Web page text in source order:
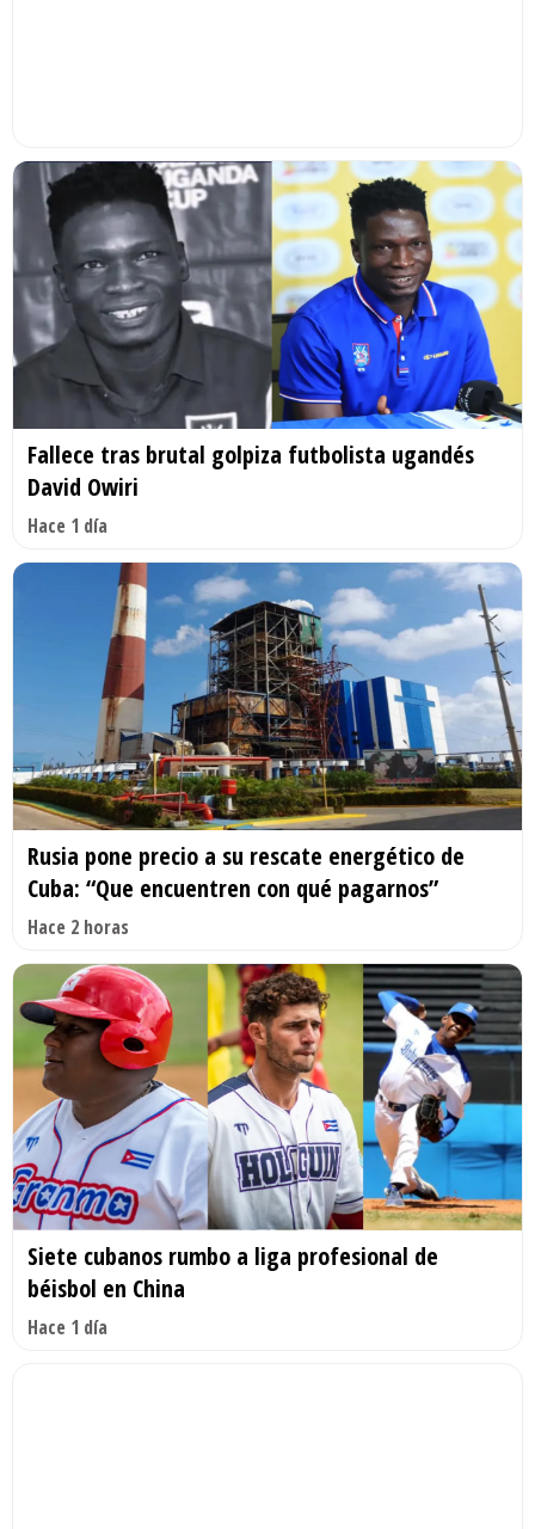
Fallece tras brutal golpiza futbolista ugandés
David Owiri
Hace 1 día
Rusia pone precio a su rescate energético de
Cuba: “Que encuentren con qué pagarnos”
Hace 2 horas
Siete cubanos rumbo a liga profesional de
béisbol en China
Hace 1 día